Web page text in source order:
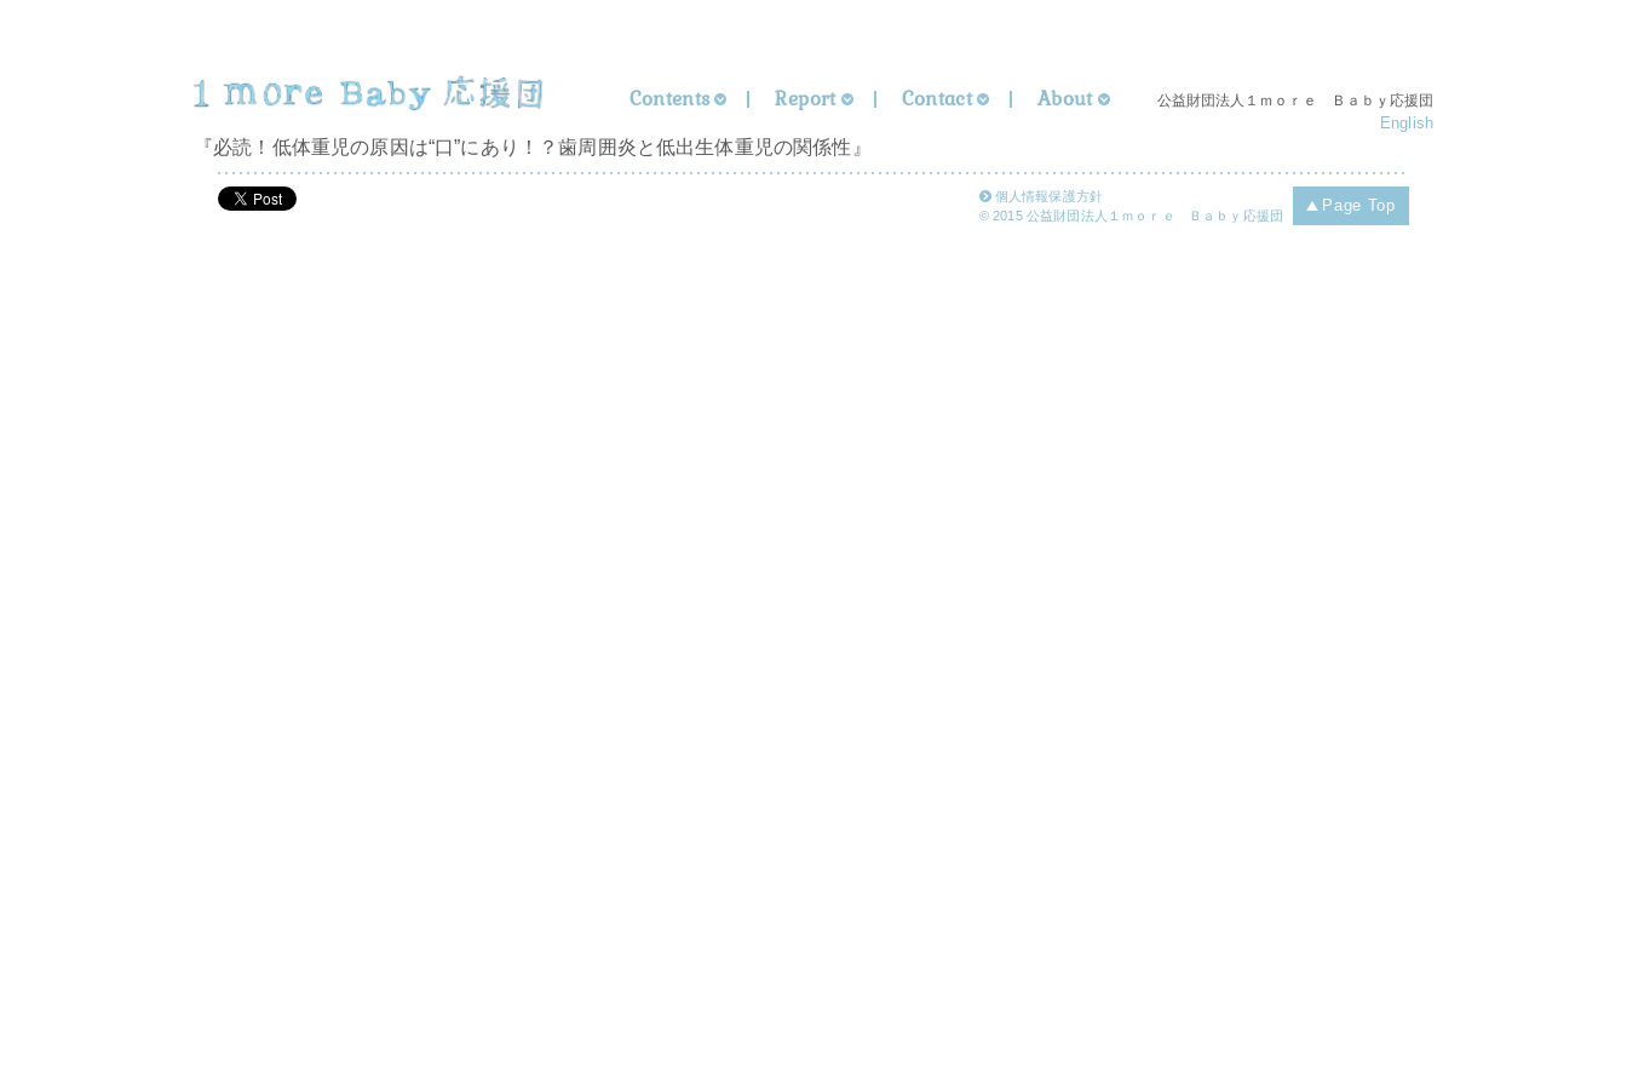
Contents Report Contact About 公益財団法人１ｍｏｒｅ Ｂａｂｙ応援団
English
『必読！低体重児の原因は“口”にあり！？歯周囲炎と低出生体重児の関係性』
個人情報保護方針
© 2015 公益財団法人１ｍｏｒｅ Ｂａｂｙ応援団
Page Top